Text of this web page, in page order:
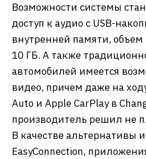
Возможности системы
доступ к аудио с USB-
внутренней памяти, объем
10 ГБ. А также
автомобилей имеется
видео, причем даже на
Auto и Apple CarPlay в
производитель решил не
В качестве альтернативы
EasyConnection,